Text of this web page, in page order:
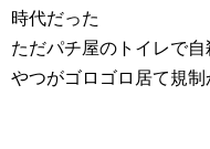
時代だった
ただパチ屋のトイレで
やつがゴロゴロ居て規制